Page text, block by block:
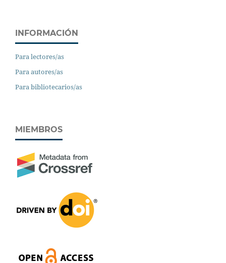
INFORMACIÓN
Para lectores/as
Para autores/as
Para bibliotecarios/as
MIEMBROS